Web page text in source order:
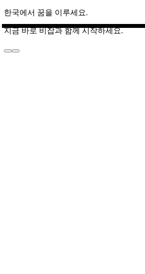
한국에서 꿈을 이루세요.
지금 바로 비잡과 함께 시작하세요.